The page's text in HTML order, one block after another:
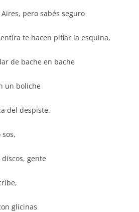
pero sabés seguro
te hacen pifiar la esquina,
de bache en bache
un boliche
del despiste.
sos,
gente
glicinas